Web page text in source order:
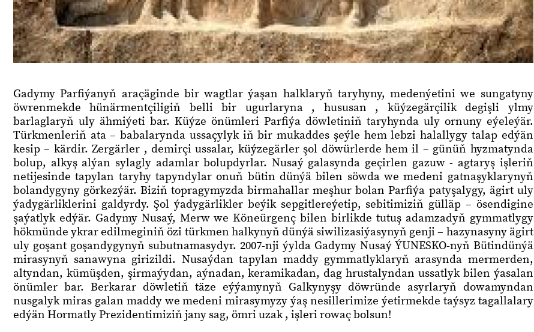
Gadymy Parfiýanyň araçäginde bir wagtlar ýaşan halklaryň taryhyny, medenýetini we sungatyny
öwrenmekde hünärmentçiligiň belli bir ugurlaryna , hususan , küýzegärçilik degişli ylmy
barlaglaryň uly ähmiýeti bar. Küýze önümleri Parfiýa döwletiniň taryhynda uly ornuny eýeleýär.
Türkmenleriň ata – babalarynda ussaçylyk iň bir mukaddes şeýle hem lebzi halallygy talap edýän
kesip – kärdir. Zergärler , demirçi ussalar, küýzegärler şol döwürlerde hem il – günüň hyzmatynda
bolup, alkyş alýan sylagly adamlar bolupdyrlar. Nusaý galasynda geçirlen gazuw - agtaryş işleriň
netijesinde tapylan taryhy tapyndylar onuň bütin dünýä bilen söwda we medeni gatnaşyklarynyň
bolandygyny görkezýär. Biziň topragymyzda birmahallar meşhur bolan Parfiýa patyşalygy, ägirt uly
ýadygärliklerini galdyrdy. Şol ýadygärlikler beýik sepgitlereýetip, sebitimiziň gülläp – ösendigine
şaýatlyk edýär. Gadymy Nusaý, Merw we Köneürgenç bilen birlikde tutuş adamzadyň gymmatlygy
hökmünde ykrar edilmeginiň özi türkmen halkynyň dünýä siwilizasiýasynyň genji – hazynasyny ägirt
uly goşant goşandygynyň subutnamasydyr. 2007-nji ýylda Gadymy Nusaý ÝUNESKO-nyň Bütindünýä
mirasynyň sanawyna girizildi. Nusaýdan tapylan maddy gymmatlyklaryň arasynda mermerden,
altyndan, kümüşden, şirmaýydan, aýnadan, keramikadan, dag hrustalyndan ussatlyk bilen ýasalan
önümler bar. Berkarar döwletiň täze eýýamynyň Galkynyşy döwründe asyrlaryň dowamyndan
nusgalyk miras galan maddy we medeni mirasymyzy ýaş nesillerimize ýetirmekde taýsyz tagallalary
edýän Hormatly Prezidentimiziň jany sag, ömri uzak , işleri rowaç bolsun!